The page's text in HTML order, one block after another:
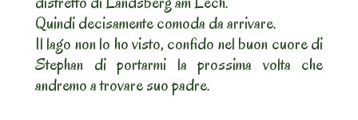
Quindi decisamente comoda da arrivare.
Il lago non lo ho visto, confido nel buon cuore di
Stephan di portarmi la prossima volta che
andremo a trovare suo padre.